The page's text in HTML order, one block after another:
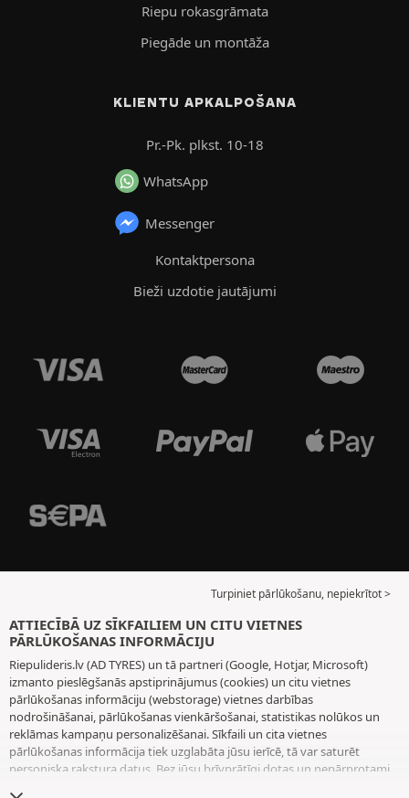
Riepu rokasgrāmata
Piegāde un montāža
KLIENTU APKALPOŠANA
Pr.-Pk. plkst. 10-18
WhatsApp
Messenger
Kontaktpersona
Bieži uzdotie jautājumi
Turpiniet pārlūkošanu, nepiekrītot >
ATTIECĪBĀ UZ SĪKFAILIEM UN CITU VIETNES
PĀRLŪKOŠANAS INFORMĀCIJU
Riepulideris.lv (AD TYRES) un tā partneri (Google, Hotjar, Microsoft)
izmanto pieslēgšanās apstiprinājumus (cookies) un citu vietnes
pārlūkošanas informāciju (webstorage) vietnes darbības
nodrošināšanai, pārlūkošanas vienkāršošanai, statistikas nolūkos un
reklāmas kampaņu personalizēšanai. Sīkfaili un cita vietnes
pārlūkošanas informācija tiek uzglabāta jūsu ierīcē, tā var saturēt
personiska rakstura datus. Bez jūsu brīvprātīgi dotas un nepārprotami